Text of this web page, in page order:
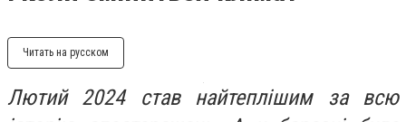
Читать на русском
Лютий 2024 став найтеплішим за всю